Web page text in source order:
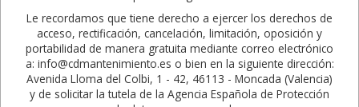
Le recordamos que tiene derecho a ejercer los derechos de
acceso, rectificación, cancelación, limitación, oposición y
portabilidad de manera gratuita mediante correo electrónico
a: info@cdmantenimiento.es o bien en la siguiente dirección:
Avenida Lloma del Colbi, 1 - 42, 46113 - Moncada (Valencia)
y de solicitar la tutela de la Agencia Española de Protección